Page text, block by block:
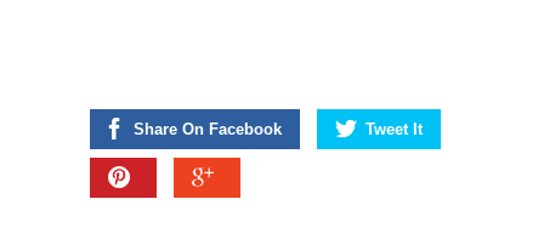
Share On Facebook Tweet It